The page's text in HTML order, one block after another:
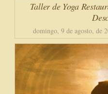
Taller de Yoga
domingo, 9 de agosto, de